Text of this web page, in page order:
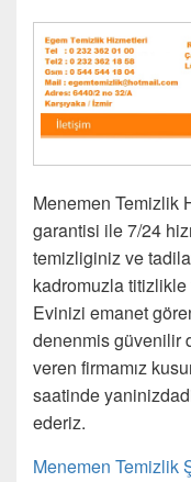
Menemen Temizlik
garantisi ile 7/24
temizliginiz ve
kadromuzla
Evinizi emanet
denenmis güvenilir
veren firmamız
saatinde
ederiz.
Menemen Temizlik